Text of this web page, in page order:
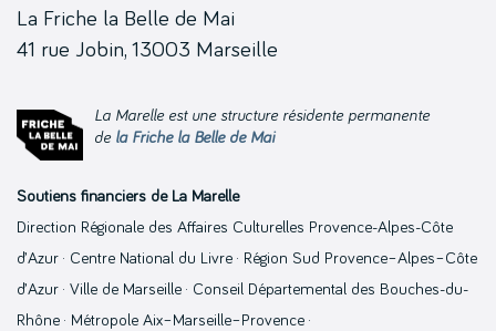
La Friche la Belle de Mai
41 rue Jobin, 13003 Marseille
La Marelle est une structure résidente permanente
de la Friche la Belle de Mai
Soutiens financiers de La Marelle
Direction Régionale des Affaires Culturelles Provence-Alpes-Côte
d’Azur · Centre National du Livre · Région Sud Provence–Alpes–Côte
d’Azur · Ville de Marseille · Conseil Départemental des Bouches-du-
Rhône · Métropole Aix–Marseille–Provence ·